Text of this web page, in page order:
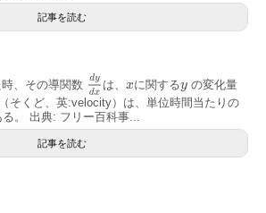
記事を読む
、その導関数 dydx
は、 xに関するyの変化量
そくど、英:velocity）は、単位時間当たりの
。 出典: フリー百科事...
記事を読む